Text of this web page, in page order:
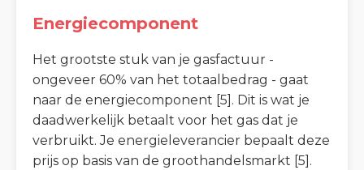
Energiecomponent
Het grootste stuk van je gasfactuur -
ongeveer 60% van het totaalbedrag - gaat
naar de energiecomponent [5]. Dit is wat je
daadwerkelijk betaalt voor het gas dat je
verbruikt. Je energieleverancier bepaalt deze
prijs op basis van de groothandelsmarkt [5].